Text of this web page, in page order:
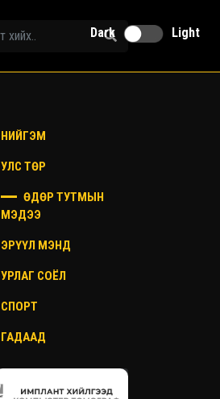
Dark Light
НИЙГЭМ
УЛС ТӨР
ӨДӨР ТУТМЫН
МЭДЭЭ
ЭРҮҮЛ МЭНД
УРЛАГ СОЁЛ
СПОРТ
ГАДААД